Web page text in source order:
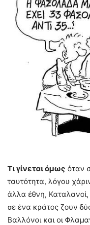
Τι γίνεται όμως όταν
ταυτότητα, λόγου
άλλα έθνη, Καταλανοί,
σε ένα κράτος ζουν
Βαλλόνοι και οι